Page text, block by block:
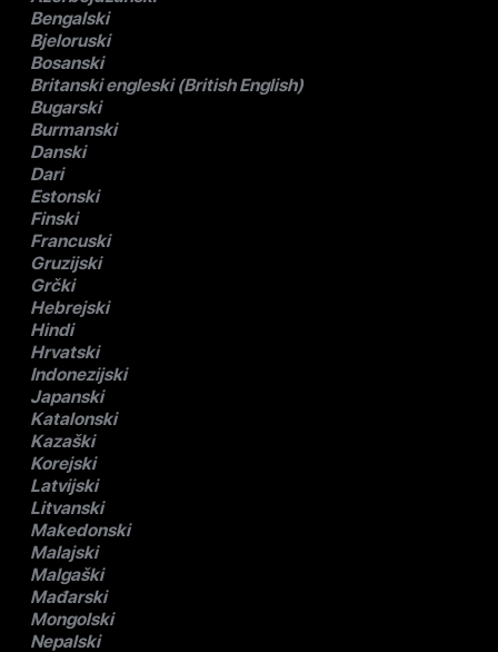
Bengalski
Bjeloruski
Bosanski
Britanski engleski (British English)
Bugarski
Burmanski
Danski
Dari
Estonski
Finski
Francuski
Gruzijski
Grčki
Hebrejski
Hindi
Hrvatski
Indonezijski
Japanski
Katalonski
Kazaški
Korejski
Latvijski
Litvanski
Makedonski
Malajski
Malgaški
Mađarski
Mongolski
Nepalski